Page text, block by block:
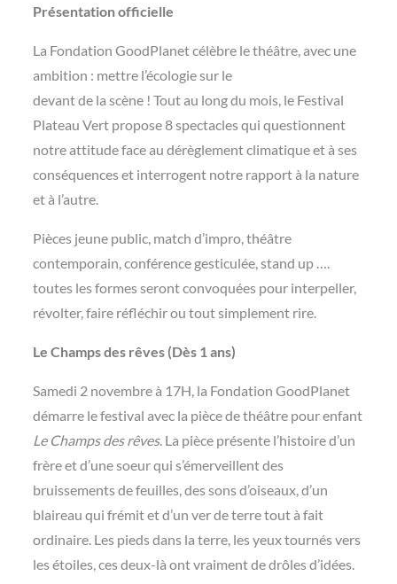
Présentation officielle
La Fondation GoodPlanet célèbre le théâtre, avec une
ambition : mettre l’écologie sur le
devant de la scène ! Tout au long du mois, le Festival
Plateau Vert propose 8 spectacles qui questionnent
notre attitude face au dérèglement climatique et à ses
conséquences et interrogent notre rapport à la nature
et à l’autre.
Pièces jeune public, match d’impro, théâtre
contemporain, conférence gesticulée, stand up ….
toutes les formes seront convoquées pour interpeller,
révolter, faire réfléchir ou tout simplement rire.
Le Champs des rêves (Dès 1 ans)
Samedi 2 novembre à 17H, la Fondation GoodPlanet
démarre le festival avec la pièce de théâtre pour enfant
Le Champs des rêves. La pièce présente l’histoire d’un
frère et d’une soeur qui s’émerveillent des
bruissements de feuilles, des sons d’oiseaux, d’un
blaireau qui frémit et d’un ver de terre tout à fait
ordinaire. Les pieds dans la terre, les yeux tournés vers
les étoiles, ces deux-là ont vraiment de drôles d’idées.